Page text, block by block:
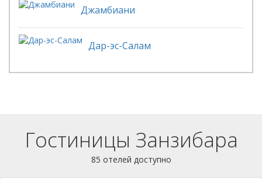
Джамбиани
Дар-эс-Салам
Гостиницы Занзибара
85 отелей доступно